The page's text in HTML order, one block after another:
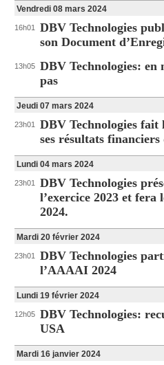
Vendredi 08 mars 2024
16h01
DBV Technologies
son Document
13h05 DBV Technologies:
pas
Jeudi 07 mars 2024
23h01
DBV Technologies fait
ses résultats financiers
Lundi 04 mars 2024
23h01
DBV Technologies
l’exercice 2023 et fera
2024.
Mardi 20 février 2024
23h01
DBV Technologies
l’AAAAI 2024
Lundi 19 février 2024
12h05 DBV Technologies:
USA
Mardi 16 janvier 2024